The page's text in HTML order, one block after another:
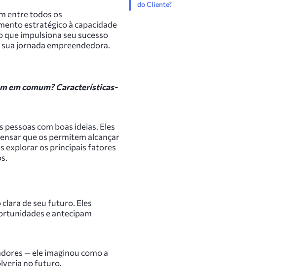
do Cliente?
entre todos os
estratégico à capacidade
que impulsiona seu sucesso
jornada empreendedora.
em comum? Características-
com boas ideias. Eles
que os permitem alcançar
explorar os principais fatores
de seu futuro. Eles
e antecipam
— ele imaginou como a
no futuro.